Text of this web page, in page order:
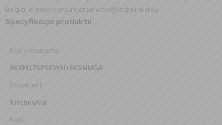
Belgia, e-mail: consumercare.be@kitchenaid.eu
Specyfikacja produktu
Kod producenta
5KSM175PSEWH+5KSMMGA
Producent
KitchenAid
Kolor